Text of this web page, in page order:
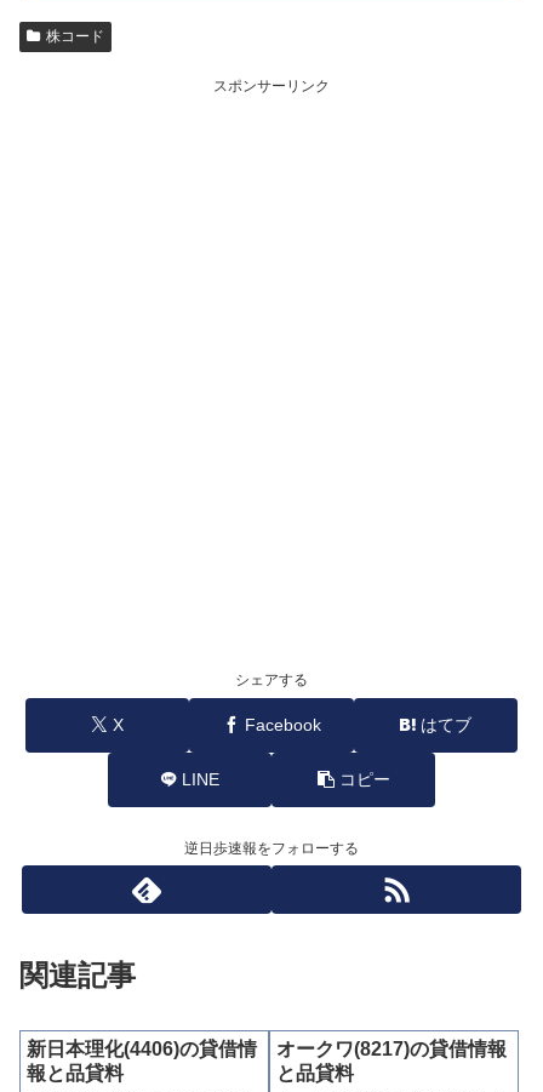
株コード
スポンサーリンク
シェアする
X Facebook はてブ
LINE コピー
逆日歩速報をフォローする
関連記事
新日本理化(4406)の貸借情
報と品貸料
オークワ(8217)の貸借情報
と品貸料